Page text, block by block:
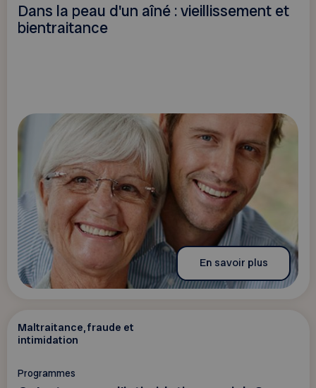
Dans la peau d'un aîné : vieillissement et
bientraitance
En savoir plus
Maltraitance, fraude et
intimidation
Programmes